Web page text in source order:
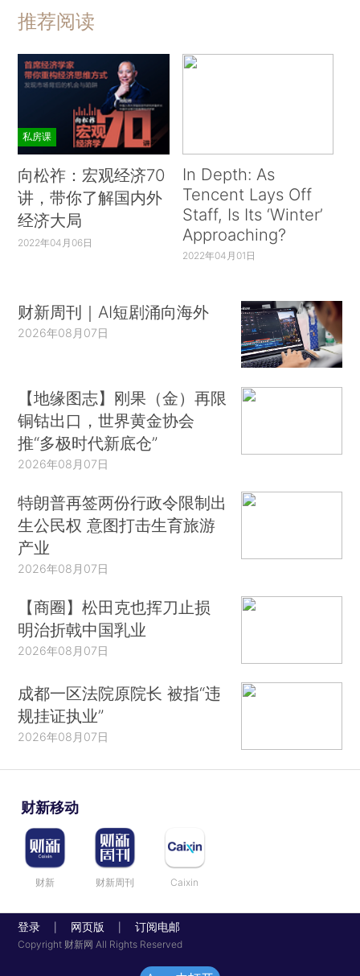
推荐阅读
私房课
向松祚：宏观经济70
讲，带你了解国内外
经济大局
2022年04月06日
In Depth: As
Tencent Lays Off
Staff, Is Its ‘Winter’
Approaching?
2022年04月01日
财新周刊｜AI短剧涌向海外
2026年08月07日
【地缘图志】刚果（金）再限
铜钴出口，世界黄金协会
推“多极时代新底仓”
2026年08月07日
特朗普再签两份行政令限制出
生公民权 意图打击生育旅游
产业
2026年08月07日
【商圈】松田克也挥刀止损
明治折戟中国乳业
2026年08月07日
成都一区法院原院长 被指“违
规挂证执业”
2026年08月07日
财新移动
财新 财新周刊 Caixin
登录 网页版 订阅电邮
Copyright 财新网 All Rights Reserved